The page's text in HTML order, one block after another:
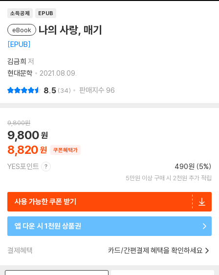
소득공제 EPUB
eBook 나의 사랑, 매기
EPUB
김금희 저
현대문학
2021.08.09.
8.5 34 판매지수 96
9,800원
8,820
9,800
쿠폰혜택가
YES포인트 490원 (5%)
5만원 이상 구매 시 2천원 추가 적립
사용 가능한 쿠폰 받기
앱 다운 시 1천원 상품권
결제혜택 카드/간편결제 혜택을 확인하세요